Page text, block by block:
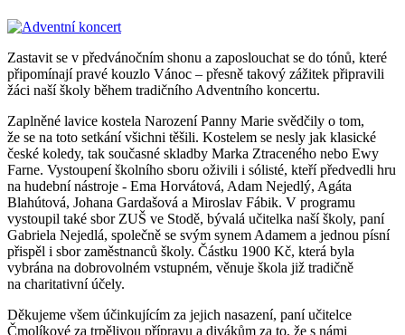
Zastavit se v předvánočním shonu a zaposlouchat se do tónů, které
připomínají pravé kouzlo Vánoc – přesně takový zážitek připravili
žáci naší školy během tradičního Adventního koncertu.
Zaplněné lavice kostela Narození Panny Marie svědčily o tom,
že se na toto setkání všichni těšili. Kostelem se nesly jak klasické
české koledy, tak současné skladby Marka Ztraceného nebo Ewy
Farne. Vystoupení školního sboru oživili i sólisté, kteří předvedli hru
na hudební nástroje - Ema Horvátová, Adam Nejedlý, Agáta
Blahútová, Johana Gardašová a Miroslav Fábik. V programu
vystoupil také sbor ZUŠ ve Stodě, bývalá učitelka naší školy, paní
Gabriela Nejedlá, společně se svým synem Adamem a jednou písní
přispěl i sbor zaměstnanců školy. Částku 1900 Kč, která byla
vybrána na dobrovolném vstupném, věnuje škola již tradičně
na charitativní účely.
Děkujeme všem účinkujícím za jejich nasazení, paní učitelce
Čmolíkové za trpělivou přípravu a divákům za to, že s námi